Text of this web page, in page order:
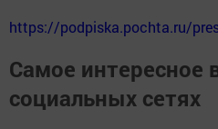
https://podpiska.pochta.ru/
Самое интересное
социальных сетях